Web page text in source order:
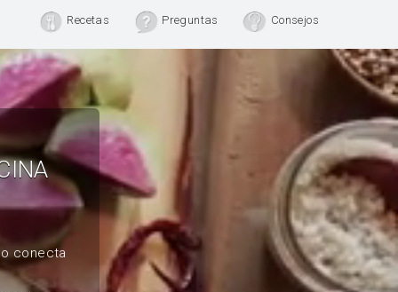
Recetas Preguntas Consejos
conecta